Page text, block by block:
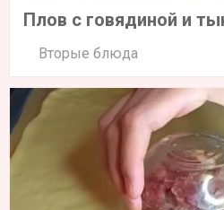
Плов с говядиной и
Вторые блюда